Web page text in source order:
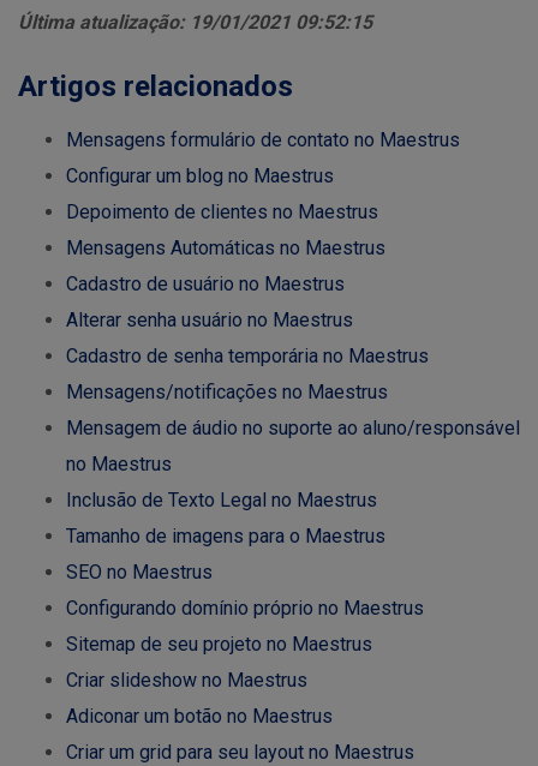
Última atualização: 19/01/2021 09:52:15
Artigos relacionados
Mensagens formulário de contato no Maestrus
Configurar um blog no Maestrus
Depoimento de clientes no Maestrus
Mensagens Automáticas no Maestrus
Cadastro de usuário no Maestrus
Alterar senha usuário no Maestrus
Cadastro de senha temporária no Maestrus
Mensagens/notificações no Maestrus
Mensagem de áudio no suporte ao aluno/responsável
no Maestrus
Inclusão de Texto Legal no Maestrus
Tamanho de imagens para o Maestrus
SEO no Maestrus
Configurando domínio próprio no Maestrus
Sitemap de seu projeto no Maestrus
Criar slideshow no Maestrus
Adiconar um botão no Maestrus
Criar um grid para seu layout no Maestrus